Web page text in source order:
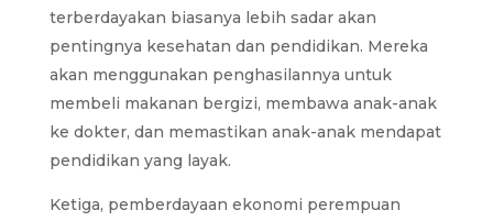
terberdayakan biasanya lebih sadar akan
pentingnya kesehatan dan pendidikan. Mereka
akan menggunakan penghasilannya untuk
membeli makanan bergizi, membawa anak-anak
ke dokter, dan memastikan anak-anak mendapat
pendidikan yang layak.
Ketiga, pemberdayaan ekonomi perempuan